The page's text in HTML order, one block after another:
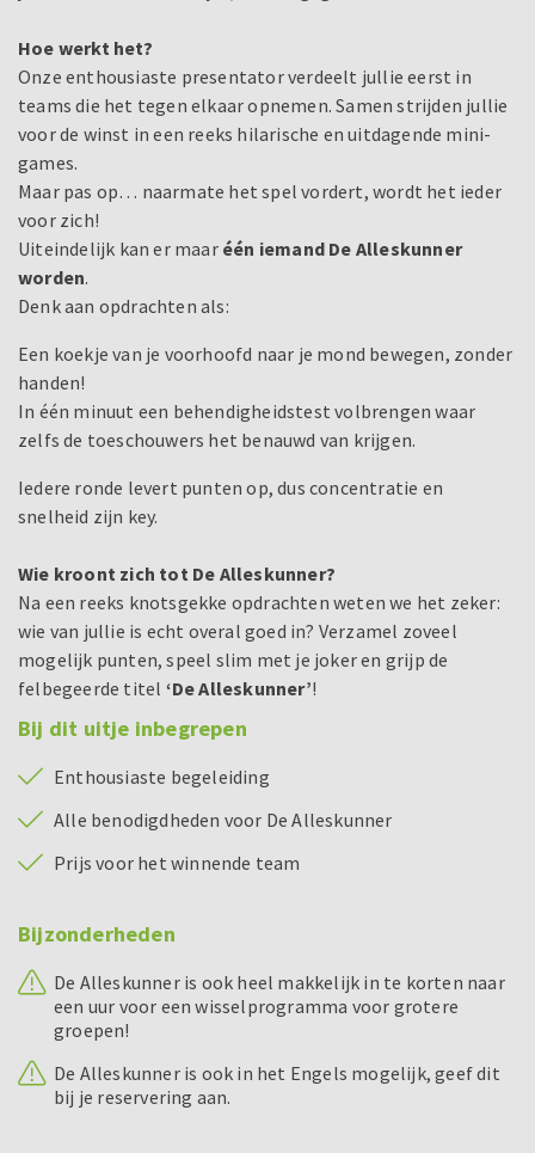
Hoe werkt het?
Onze enthousiaste presentator verdeelt jullie eerst in
teams die het tegen elkaar opnemen. Samen strijden jullie
voor de winst in een reeks hilarische en uitdagende mini-
games.
Maar pas op… naarmate het spel vordert, wordt het ieder
voor zich!
Uiteindelijk kan er maar één iemand De Alleskunner
worden.
Denk aan opdrachten als:
Een koekje van je voorhoofd naar je mond bewegen, zonder
handen!
In één minuut een behendigheidstest volbrengen waar
zelfs de toeschouwers het benauwd van krijgen.
Iedere ronde levert punten op, dus concentratie en
snelheid zijn key.
Wie kroont zich tot De Alleskunner?
Na een reeks knotsgekke opdrachten weten we het zeker:
wie van jullie is echt overal goed in? Verzamel zoveel
mogelijk punten, speel slim met je joker en grijp de
felbegeerde titel ‘De Alleskunner’!
Bij dit uitje inbegrepen
Enthousiaste begeleiding
Alle benodigdheden voor De Alleskunner
Prijs voor het winnende team
Bijzonderheden
De Alleskunner is ook heel makkelijk in te korten naar
een uur voor een wisselprogramma voor grotere
groepen!
De Alleskunner is ook in het Engels mogelijk, geef dit
bij je reservering aan.